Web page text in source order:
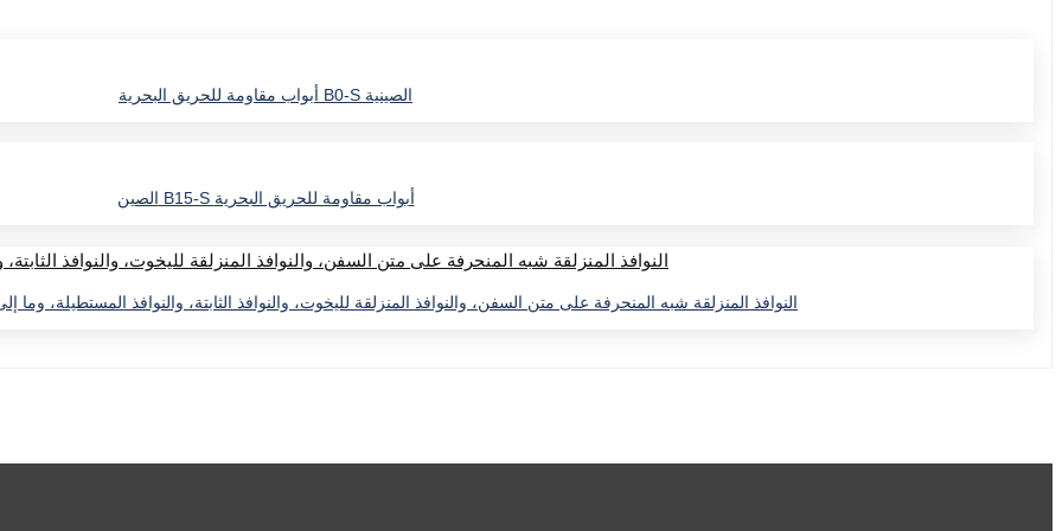
أبواب مقاومة للحريق البحرية B0-S الصينية
الصين B15-S أبواب مقاومة للحريق البحرية
النوافذ المنزلقة شبه المنحرفة على متن السفن، والنوافذ المنزلقة لليخوت، والنوافذ الثابتة، والنوافذ المستطيلة،